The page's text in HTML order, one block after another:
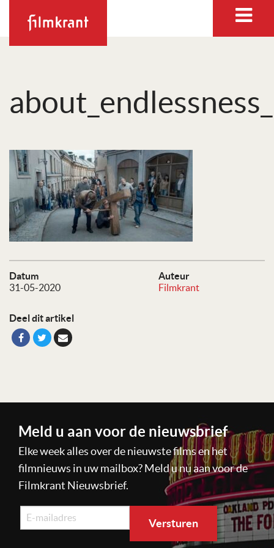
Datum
31-05-2020
Auteur
Filmkrant
Deel dit artikel
Meld u aan voor de nieuwsbrief
Elke week alles over de nieuwste films en het
filmnieuws in uw mailbox? Meld u nu aan voor de
Filmkrant Nieuwsbrief.